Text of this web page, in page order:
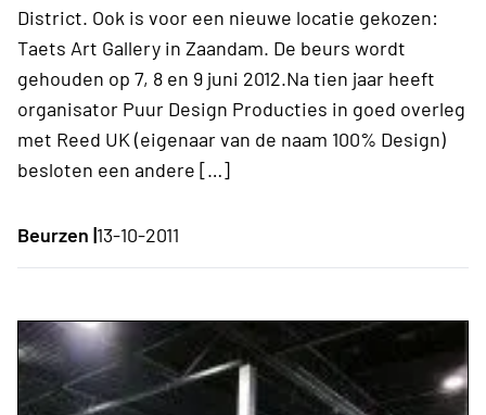
District. Ook is voor een nieuwe locatie gekozen:
Taets Art Gallery in Zaandam. De beurs wordt
gehouden op 7, 8 en 9 juni 2012.Na tien jaar heeft
organisator Puur Design Producties in goed overleg
met Reed UK (eigenaar van de naam 100% Design)
besloten een andere […]
Beurzen |13-10-2011